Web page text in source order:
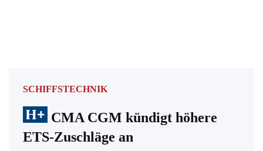
SCHIFFSTECHNIK
CMA CGM kündigt höhere
ETS-Zuschläge an